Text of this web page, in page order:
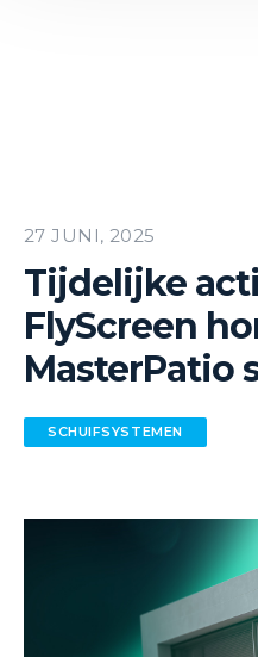
27 JUNI, 2025
Tijdelijke
FlyScreen
MasterPatio
SCHUIFSYSTEMEN